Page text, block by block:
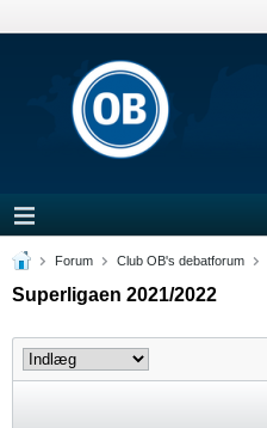
Forum Club OB's debatforum
Superligaen 2021/2022